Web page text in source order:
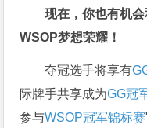
现在，你也有机
WSOP梦想荣耀！
夺冠选手将享有
际牌手共享成为GG冠
参与WSOP冠军锦标赛